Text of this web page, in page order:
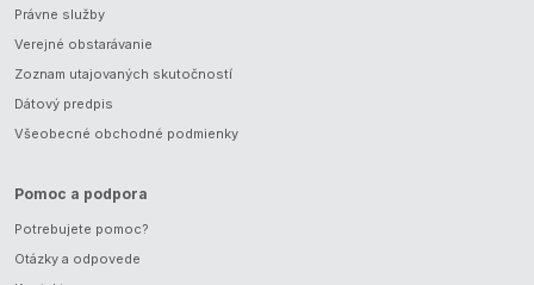
Právne služby
Verejné obstarávanie
Zoznam utajovaných skutočností
Dátový predpis
Všeobecné obchodné podmienky
Pomoc a podpora
Potrebujete pomoc?
Otázky a odpovede